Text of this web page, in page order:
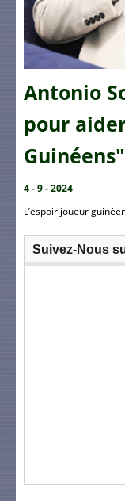
Antonio
pour
Guinéens"
4 - 9 - 2024
L’espoir joueur
Suivez-Nous